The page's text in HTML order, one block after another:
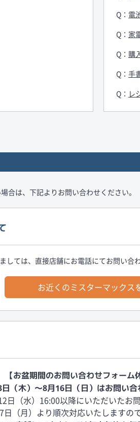
電
家
購
手
レ
合は、下記よりお問い合わせください。
ては、直接店舗にお電話にてお問い合
お近くのミスターマックス
【お盆期間のお問い合わせフォーム
（木）～8月16日（日）はお問い合
日（水）16:00以降にいただいたお
日（月）より順次対応いたしますの